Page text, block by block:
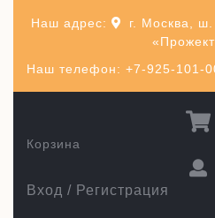
Наш телефон: +7-925-101-
Наш адрес:
г. Москва, ш.
Вход / Регистрация
Корзина